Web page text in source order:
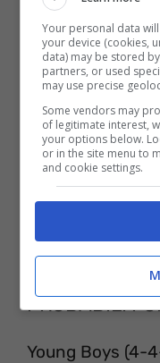
Sky, che
PROBABILI
Young Boys (4-
Your personal data
your device (cookies,
data) may be stored
partners, or used
may use precise
Some vendors may
of legitimate interest,
your options below.
or in the site menu to
and cookie settings.